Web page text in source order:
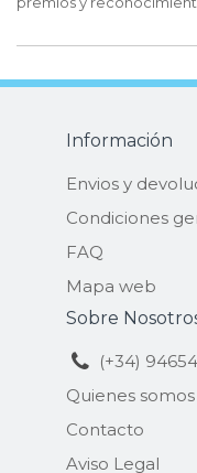
Información
Envios y
Condiciones
FAQ
Mapa web
Sobre
(+34)
Quienes somos
Contacto
Aviso Legal